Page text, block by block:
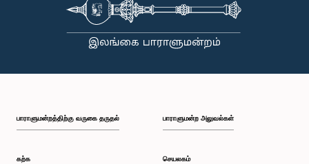
பி.ப. 1:50 - பி.ப. 1:59
பி.ப. 1:59 - பி.ப. 2:10
பாராளுமன்றத்திற்கு வருகை தருதல்
கற்க
பாராளுமன்ற அலுவல்கள்
செயலகம்